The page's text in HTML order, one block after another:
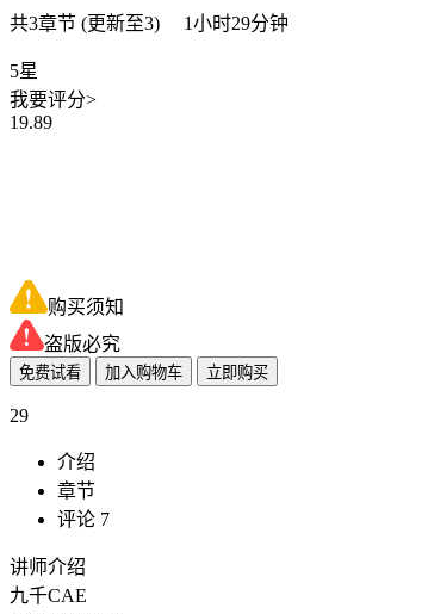
共3章节 (更新至3) 1小时29分钟
5星
我要评分>
19.89
购买须知
盗版必究
免费试看 加入购物车 立即购买
29
介绍
章节
评论 7
讲师介绍
九千CAE